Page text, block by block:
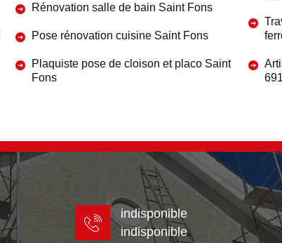
Rénovation salle de bain Saint Fons
Pose rénovation cuisine Saint Fons
Plaquiste pose de cloison et placo Saint
Fons
indisponible
indisponible